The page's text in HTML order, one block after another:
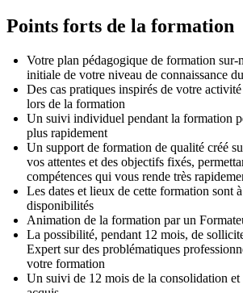
Points forts de la formation
Votre plan pédagogique de formation sur-
initiale de votre niveau de connaissance
Des cas pratiques inspirés de votre
lors de la formation
Un suivi individuel pendant la formation
plus rapidement
Un support de formation de qualité créé
vos attentes et des objectifs fixés,
compétences qui vous rende très
Les dates et lieux de cette formation sont
disponibilités
Animation de la formation par un
La possibilité, pendant 12 mois, de
Expert sur des problématiques
votre formation
Un suivi de 12 mois de la consolidation